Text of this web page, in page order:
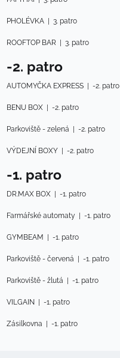
PHOLÉVKA | 3. patro
ROOFTOP BAR | 3. patro
-2. patro
AUTOMYČKA EXPRESS | -2. patro
BENU BOX | -2. patro
Parkoviště - zelená | -2. patro
VÝDEJNÍ BOXY | -2. patro
-1. patro
DR.MAX BOX | -1. patro
Farmářské automaty | -1. patro
GYMBEAM | -1. patro
Parkoviště - červená | -1. patro
Parkoviště - žlutá | -1. patro
VILGAIN | -1. patro
Zásilkovna | -1. patro